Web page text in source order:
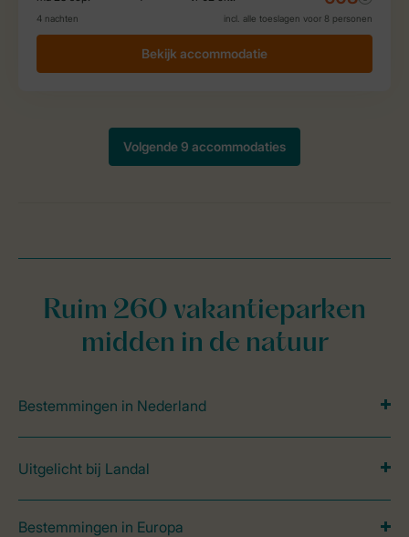
Ruim 260 vakantieparken
midden in de natuur
Bestemmingen in Nederland
Uitgelicht bij Landal
Bestemmingen in Europa